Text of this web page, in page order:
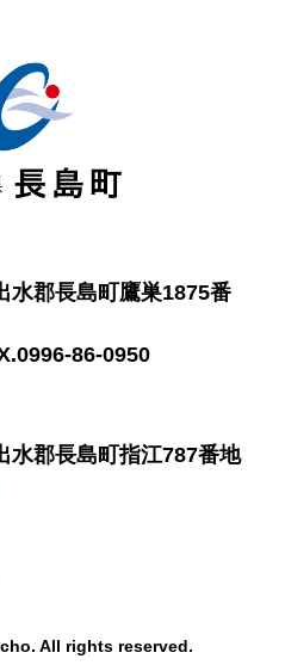
水郡長島町鷹巣1875番
86-0950
水郡長島町指江787番地
All rights reserved.